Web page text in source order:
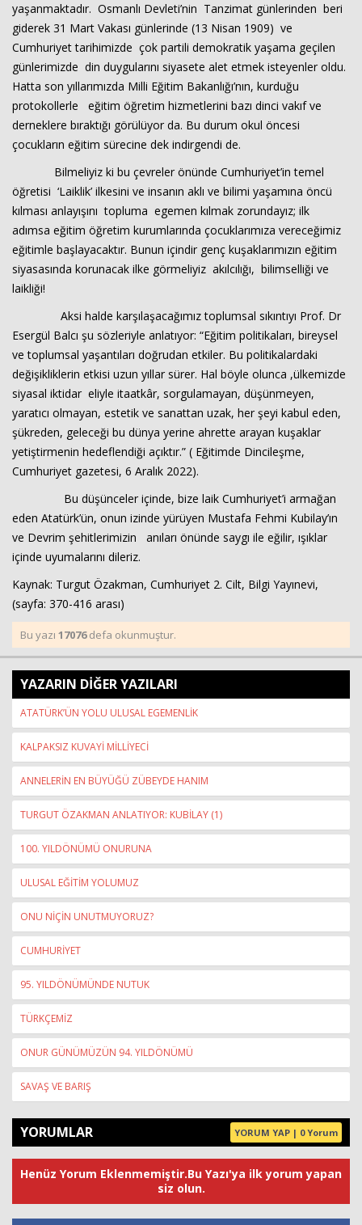
yaşanmaktadır. Osmanlı Devleti’nin Tanzimat günlerinden beri
giderek 31 Mart Vakası günlerinde (13 Nisan 1909) ve
Cumhuriyet tarihimizde çok partili demokratik yaşama geçilen
günlerimizde din duygularını siyasete alet etmek isteyenler oldu.
Hatta son yıllarımızda Milli Eğitim Bakanlığı’nın, kurduğu
protokollerle eğitim öğretim hizmetlerini bazı dinci vakıf ve
derneklere bıraktığı görülüyor da. Bu durum okul öncesi
çocukların eğitim sürecine dek indirgendi de.
Bilmeliyiz ki bu çevreler önünde Cumhuriyet’in temel
öğretisi ‘Laiklik’ ilkesini ve insanın aklı ve bilimi yaşamına öncü
kılması anlayışını topluma egemen kılmak zorundayız; ilk
adımsa eğitim öğretim kurumlarında çocuklarımıza vereceğimiz
eğitimle başlayacaktır. Bunun içindir genç kuşaklarımızın eğitim
siyasasında korunacak ilke görmeliyiz akılcılığı, bilimselliği ve
laikliği!
Aksi halde karşılaşacağımız toplumsal sıkıntıyı Prof. Dr
Esergül Balcı şu sözleriyle anlatıyor: “Eğitim politikaları, bireysel
ve toplumsal yaşantıları doğrudan etkiler. Bu politikalardaki
değişikliklerin etkisi uzun yıllar sürer. Hal böyle olunca ,ülkemizde
siyasal iktidar eliyle itaatkâr, sorgulamayan, düşünmeyen,
yaratıcı olmayan, estetik ve sanattan uzak, her şeyi kabul eden,
şükreden, geleceği bu dünya yerine ahrette arayan kuşaklar
yetiştirmenin hedeflendiği açıktır.” ( Eğitimde Dincileşme,
Cumhuriyet gazetesi, 6 Aralık 2022).
Bu düşünceler içinde, bize laik Cumhuriyet’i armağan
eden Atatürk’ün, onun izinde yürüyen Mustafa Fehmi Kubilay’ın
ve Devrim şehitlerimizin anıları önünde saygı ile eğilir, ışıklar
içinde uyumalarını dileriz.
Kaynak: Turgut Özakman, Cumhuriyet 2. Cilt, Bilgi Yayınevi,
(sayfa: 370-416 arası)
Bu yazı 17076defa okunmuştur.
YAZARIN DİĞER YAZILARI
ATATÜRK’ÜN YOLU ULUSAL EGEMENLİK
KALPAKSIZ KUVAYİ MİLLİYECİ
ANNELERİN EN BÜYÜĞÜ ZÜBEYDE HANIM
TURGUT ÖZAKMAN ANLATIYOR: KUBİLAY (1)
100. YILDÖNÜMÜ ONURUNA
ULUSAL EĞİTİM YOLUMUZ
ONU NİÇİN UNUTMUYORUZ?
CUMHURİYET
95. YILDÖNÜMÜNDE NUTUK
TÜRKÇEMİZ
ONUR GÜNÜMÜZÜN 94. YILDÖNÜMÜ
SAVAŞ VE BARIŞ
YORUMLAR YORUM YAP | 0 Yorum
Henüz Yorum Eklenmemiştir.Bu Yazı'ya ilk yorum yapan
siz olun.